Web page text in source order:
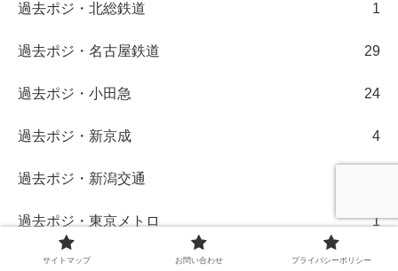
過去ポジ・北総鉄道 1
過去ポジ・名古屋鉄道 29
過去ポジ・小田急 24
過去ポジ・新京成 4
過去ポジ・新潟交通
過去ポジ・東京メトロ 1
過去ポジ・東急
サイトマップ お問い合わせ プライバシーポリシー